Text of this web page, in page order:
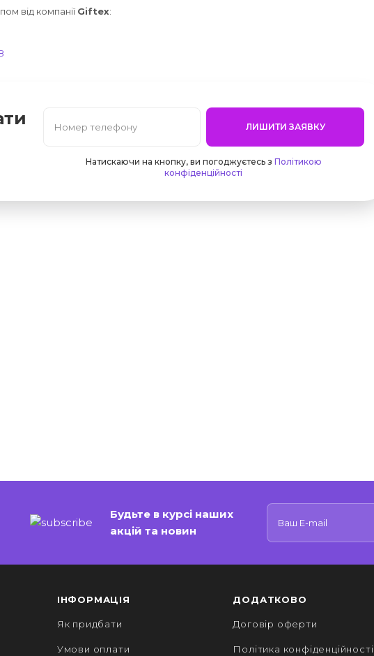
від компанії Giftex:
ЛИШИТИ ЗАЯВКУ
Натискаючи на кнопку, ви погоджуєтесь з Політикою
конфіденційності
Будьте в курсі наших
акцій та новин
ІНФОРМАЦІЯ
Як придбати
Умови оплати
ДОДАТКОВО
Договір оферти
Політика конфіденційності